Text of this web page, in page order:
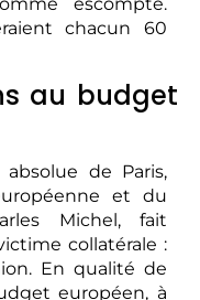
chacun 60
au budget
de Paris,
et du
Michel, fait
collatérale :
En qualité de
européen, à